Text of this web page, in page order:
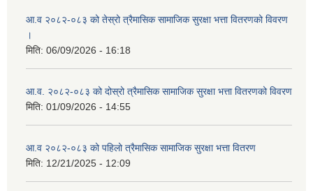
आ.व २०८२-०८३ को तेस्रो त्रैमासिक सामाजिक सुरक्षा भत्ता वितरणको विवरण
।
मिति: 06/09/2026 - 16:18
आ.व. २०८२-०८३ को दोस्रो त्रैमासिक सामाजिक सुरक्षा भत्ता वितरणको विवरण
मिति: 01/09/2026 - 14:55
आ.व २०८२-०८३ को पहिलो त्रैमासिक सामाजिक सुरक्षा भत्ता वितरण
मिति: 12/21/2025 - 12:09